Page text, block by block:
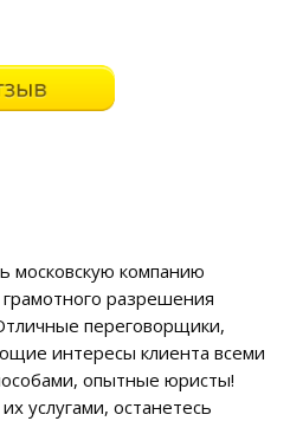
московскую компанию
разрешения
переговорщики,
интересы клиента всеми
опытные юристы!
услугами, останетесь